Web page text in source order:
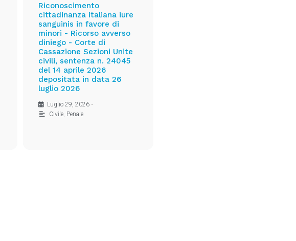
Riconoscimento
cittadinanza italiana iure
sanguinis in favore di
minori - Ricorso avverso
diniego - Corte di
Cassazione Sezioni Unite
civili, sentenza n. 24045
del 14 aprile 2026
depositata in data 26
luglio 2026
Luglio 29, 2026 •
Civile, Penale